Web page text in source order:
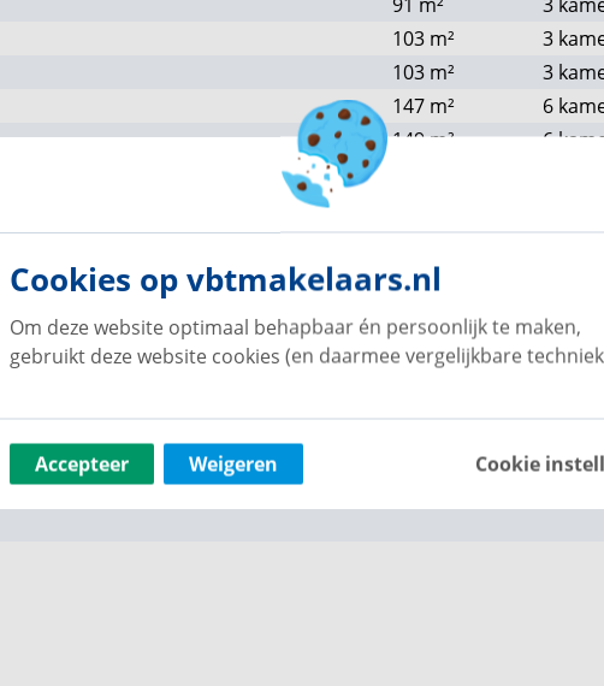
103 m²
3
103 m²
3
147 m²
6
149m²
6
149m²
6
149m²
114m²
3
m²
Cookies op vbtmakelaars.nl
Om deze website optimaal behapbaar én persoonlijk te maken,
gebruikt deze website cookies (en daarmee vergelijkbare
Accepteer Weigeren Cookie